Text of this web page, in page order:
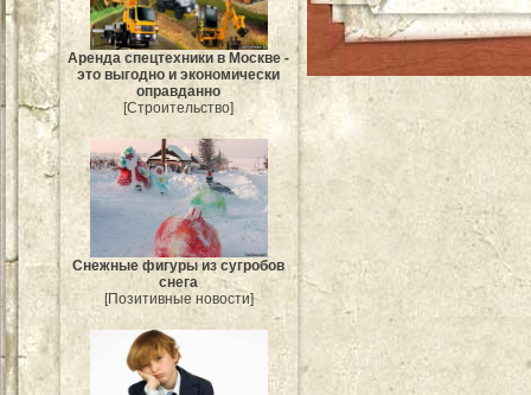
Аренда спецтехники в Москве -
это выгодно и экономически
оправданно
[Строительство]
Снежные фигуры из сугробов
снега
[Позитивные новости]